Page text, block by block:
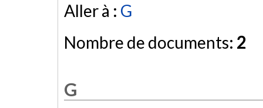
Aller à : G
Nombre de documents: 2
G